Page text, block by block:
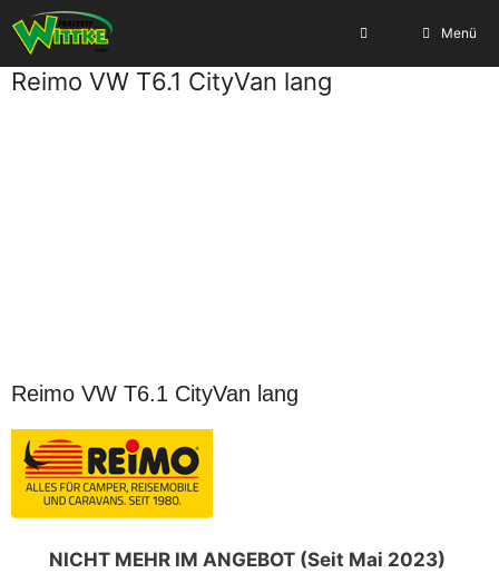
Zum
Inhalt
springen
Menü
Reimo VW T6.1 CityVan lang
Reimo VW T6.1 CityVan lang
NICHT MEHR IM ANGEBOT (Seit Mai 2023)